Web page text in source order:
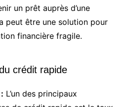
un prêt auprès d’une
peut être une solution pour
financière fragile.
crédit rapide
L’un des principaux